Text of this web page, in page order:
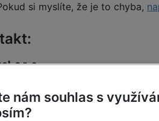
si myslíte, že je to chyba,
s r. o.
420 924-5, mobil: 602 252
nám souhlas s